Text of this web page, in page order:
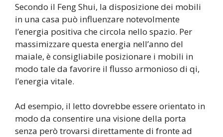
Secondo il Feng Shui, la disposizione dei mobili
in una casa può influenzare notevolmente
l’energia positiva che circola nello spazio. Per
massimizzare questa energia nell’anno del
maiale, è consigliabile posizionare i mobili in
modo tale da favorire il flusso armonioso di qi,
l’energia vitale.
Ad esempio, il letto dovrebbe essere orientato in
modo da consentire una visione della porta
senza però trovarsi direttamente di fronte ad